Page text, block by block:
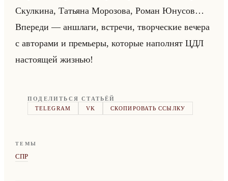
Скул­ки­на, Та­тья­на Мо­ро­зо­ва, Роман Юну­сов…
Впе­ре­ди — ан­шла­ги, встре­чи, твор­че­ские ве­че­ра
с ав­то­ра­ми и пре­мье­ры, ко­то­рые на­пол­нят ЦДЛ
на­сто­ящей жиз­нью!
ПОДЕЛИТЬСЯ СТАТЬЁЙ
TELEGRAM
VK СКОПИРОВАТЬ ССЫЛКУ
ТЕМЫ
СПР